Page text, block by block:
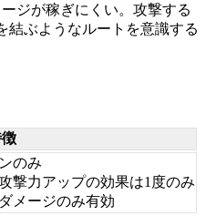
ジが稼ぎにくい。攻撃する
結ぶようなルートを意識する
のみ
撃力アップの効果は1度のみ
メージのみ有効